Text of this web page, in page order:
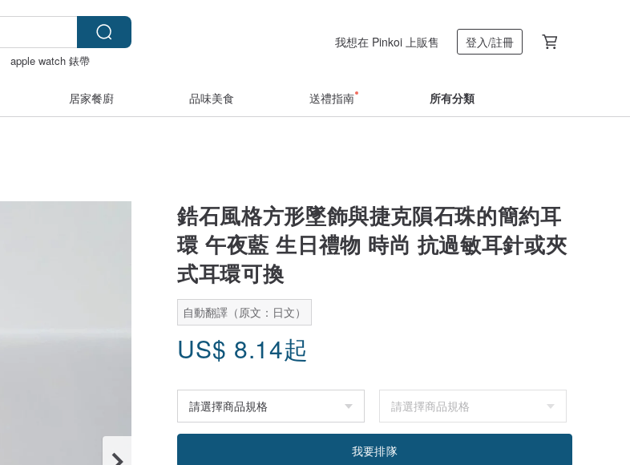
apple watch 錶帶
我想在 Pinkoi 上販售 登入/註冊
居家餐廚 品味美食 送禮指南 所有分類
鋯石風格方形墜飾與捷克隕石珠的簡約耳
環 午夜藍 生日禮物 時尚 抗過敏耳針或夾
式耳環可換
自動翻譯（原文：日文）
US$ 8.14起
我要排隊